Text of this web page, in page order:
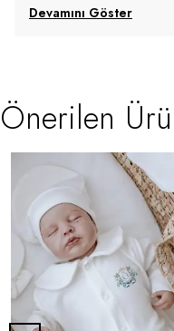
Devamını Göster
Önerilen